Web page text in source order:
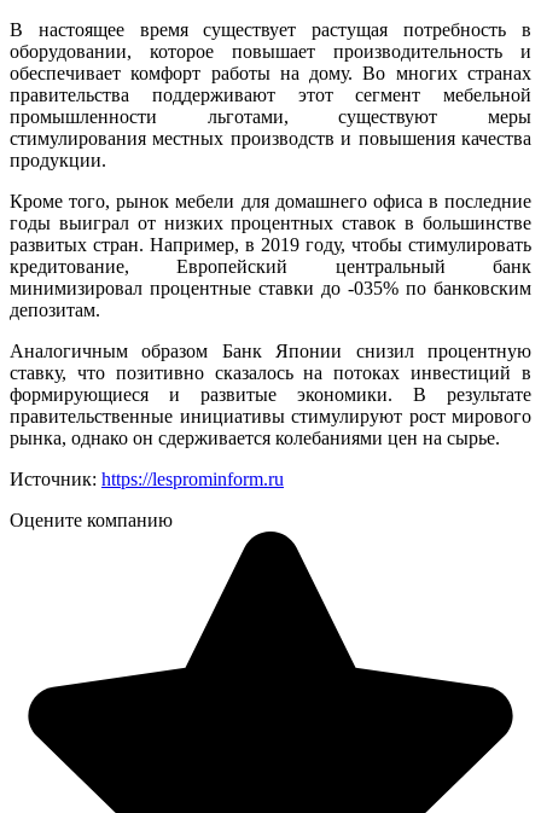
В настоящее время существует растущая потребность в
оборудовании, которое повышает производительность и
обеспечивает комфорт работы на дому. Во многих странах
правительства поддерживают этот сегмент мебельной
промышленности льготами, существуют меры
стимулирования местных производств и повышения качества
продукции.
Кроме того, рынок мебели для домашнего офиса в последние
годы выиграл от низких процентных ставок в большинстве
развитых стран. Например, в 2019 году, чтобы стимулировать
кредитование, Европейский центральный банк
минимизировал процентные ставки до -035% по банковским
депозитам.
Аналогичным образом Банк Японии снизил процентную
ставку, что позитивно сказалось на потоках инвестиций в
формирующиеся и развитые экономики. В результате
правительственные инициативы стимулируют рост мирового
рынка, однако он сдерживается колебаниями цен на сырье.
Источник: https://lesprominform.ru
Оцените компанию